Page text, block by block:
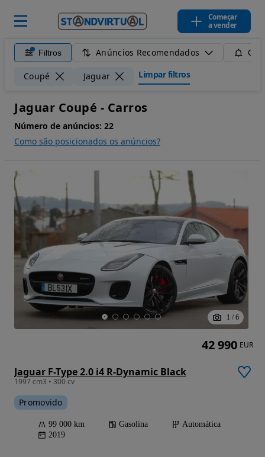
Começar
a vender
Filtros Anúncios Recomendados
Coupé Jaguar Limpar filtros
Jaguar Coupé - Carros
Número de anúncios: 22
Como são posicionados os anúncios?
1 / 6
Jaguar F-Type 2.0 i4 R-Dynamic Black
1997 cm3 • 300 cv
Promovido
99 000 km Gasolina
Automática
2019
42 990 EUR